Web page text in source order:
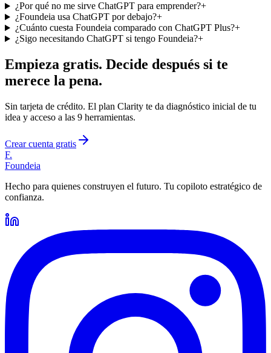
¿Por qué no me sirve ChatGPT para emprender?+
¿Foundeia usa ChatGPT por debajo?+
¿Cuánto cuesta Foundeia comparado con ChatGPT Plus?+
¿Sigo necesitando ChatGPT si tengo Foundeia?+
Empieza gratis. Decide después si te
merece la pena.
Sin tarjeta de crédito. El plan Clarity te da diagnóstico inicial de tu
idea y acceso a las 9 herramientas.
Crear cuenta gratis
F.
Foundeia
Hecho para quienes construyen el futuro. Tu copiloto estratégico de
confianza.